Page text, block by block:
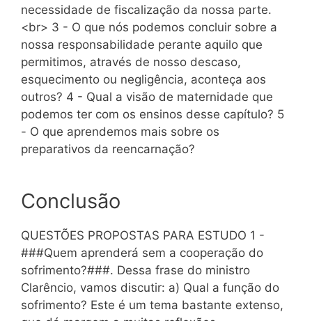
necessidade de fiscalização da nossa parte.
<br> 3 - O que nós podemos concluir sobre a
nossa responsabilidade perante aquilo que
permitimos, através de nosso descaso,
esquecimento ou negligência, aconteça aos
outros? 4 - Qual a visão de maternidade que
podemos ter com os ensinos desse capítulo? 5
- O que aprendemos mais sobre os
preparativos da reencarnação?
Conclusão
QUESTÕES PROPOSTAS PARA ESTUDO 1 -
###Quem aprenderá sem a cooperação do
sofrimento?###. Dessa frase do ministro
Clarêncio, vamos discutir: a) Qual a função do
sofrimento? Este é um tema bastante extenso,